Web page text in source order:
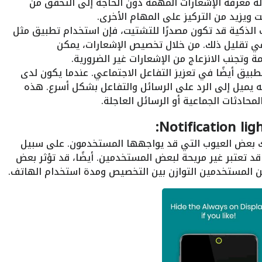
من التركيز على المهام الأخرى.
الذكية قد تكون مصدرًا للتشتيت، فإن استخدام تطبيق مثل
تقليل ذلك. من خلال تخصيص الإشعارات، يمكن
وتجنب الانزعاج من الإشعارات غير الضرورية.
أيضًا في تعزيز التفاعل الاجتماعي. عندما يكون لدى
يميل إلى الرد على الرسائل والتفاعل بشكل أسرع. هذه
الجماعية أو الرسائل العاجلة.
بعض العيوب التي قد يواجهها المستخدمون. على سبيل
تعتبر غير مريحة لبعض المستخدمين. أيضًا، قد تؤثر بعض
المستخدمين التوازن بين التخصيص ومدة استخدام الهاتف.